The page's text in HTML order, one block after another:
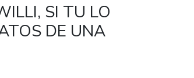
SI TU LO
DE UNA